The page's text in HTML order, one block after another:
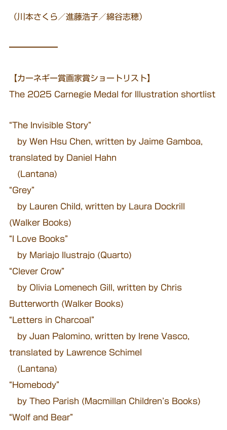
（川本さくら／進藤浩子／綿谷志穂）
━━━━━━
【カーネギー賞画家賞ショートリスト】
The 2025 Carnegie Medal for Illustration shortlist
“The Invisible Story”
by Wen Hsu Chen, written by Jaime Gamboa,
translated by Daniel Hahn
(Lantana)
“Grey”
by Lauren Child, written by Laura Dockrill
(Walker Books)
“I Love Books”
by Mariajo Ilustrajo (Quarto)
“Clever Crow”
by Olivia Lomenech Gill, written by Chris
Butterworth (Walker Books)
“Letters in Charcoal”
by Juan Palomino, written by Irene Vasco,
translated by Lawrence Schimel
(Lantana)
“Homebody”
by Theo Parish (Macmillan Children’s Books)
“Wolf and Bear”